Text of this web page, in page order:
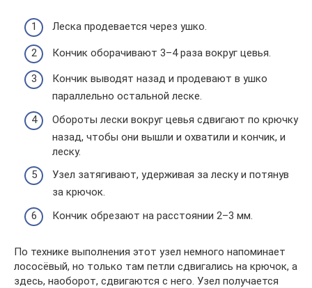
Леска продевается через ушко.
Кончик оборачивают 3–4 раза вокруг цевья.
Кончик выводят назад и продевают в ушко
параллельно остальной леске.
Обороты лески вокруг цевья сдвигают по крючку
назад, чтобы они вышли и охватили и кончик, и
леску.
Узел затягивают, удерживая за леску и потянув
за крючок.
Кончик обрезают на расстоянии 2–3 мм.
По технике выполнения этот узел немного напоминает
лососёвый, но только там петли сдвигались на крючок, а
здесь, наоборот, сдвигаются с него. Узел получается